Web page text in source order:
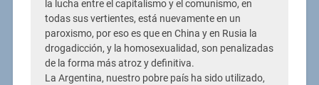
la lucha entre el capitalismo y el comunismo, en
todas sus vertientes, está nuevamente en un
paroxismo, por eso es que en China y en Rusia la
drogadicción, y la homosexualidad, son penalizadas
de la forma más atroz y definitiva.
La Argentina, nuestro pobre país ha sido utilizado,